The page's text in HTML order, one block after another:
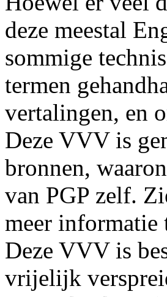
deze meestal
sommige
termen
vertalingen, en
Deze VVV is
bronnen,
van PGP zelf.
meer informatie
Deze VVV is
vrijelijk